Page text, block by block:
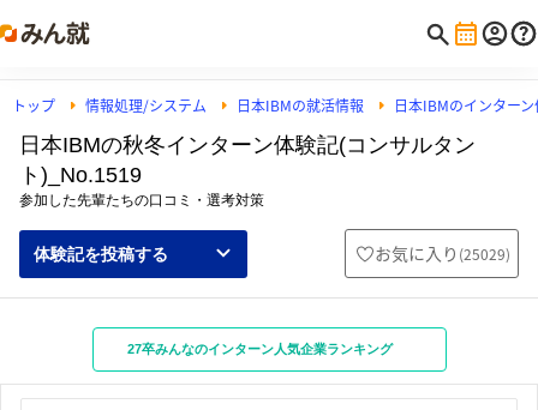
トップ 情報処理/システム 日本IBMの就活情報 日本IBMのインター
日本IBMの秋冬インターン体験記(コンサルタン
ト)_No.1519
参加した先輩たちの口コミ・選考対策
体験記を投稿する お気に入り (25029)
27卒みんなのインターン人気企業ランキング